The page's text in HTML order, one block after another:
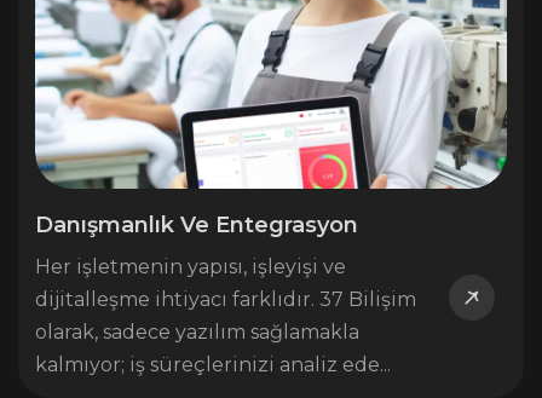
Danışmanlık Ve Entegrasyon
Her işletmenin yapısı, işleyişi ve
dijitalleşme ihtiyacı farklıdır. 37 Bilişim
olarak, sadece yazılım sağlamakla
kalmıyor; iş süreçlerinizi analiz ede...